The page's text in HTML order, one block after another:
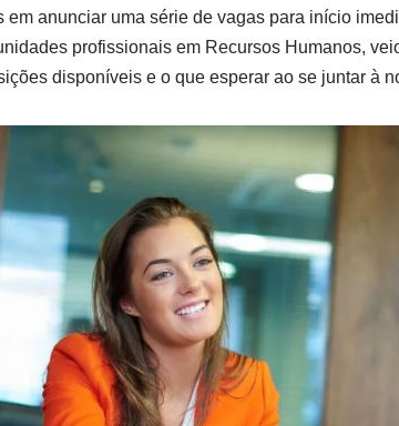
em anunciar uma série de vagas para início
profissionais em Recursos Humanos,
disponíveis e o que esperar ao se juntar à